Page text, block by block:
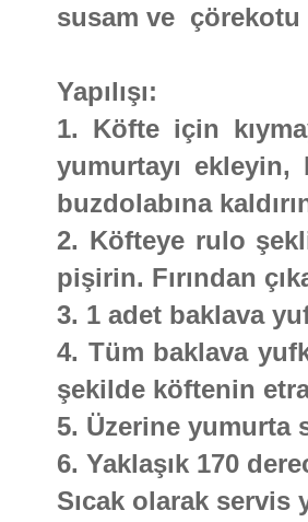
susam ve çörekotu
Yapılışı:
1. Köfte için
yumurtayı ekleyin,
buzdolabına
2. Köfteye rulo şekli
pişirin. Fırından
3. 1 adet baklava
4. Tüm baklava
şekilde köftenin
5. Üzerine yumurta
6. Yaklaşık 170
Sıcak olarak servis